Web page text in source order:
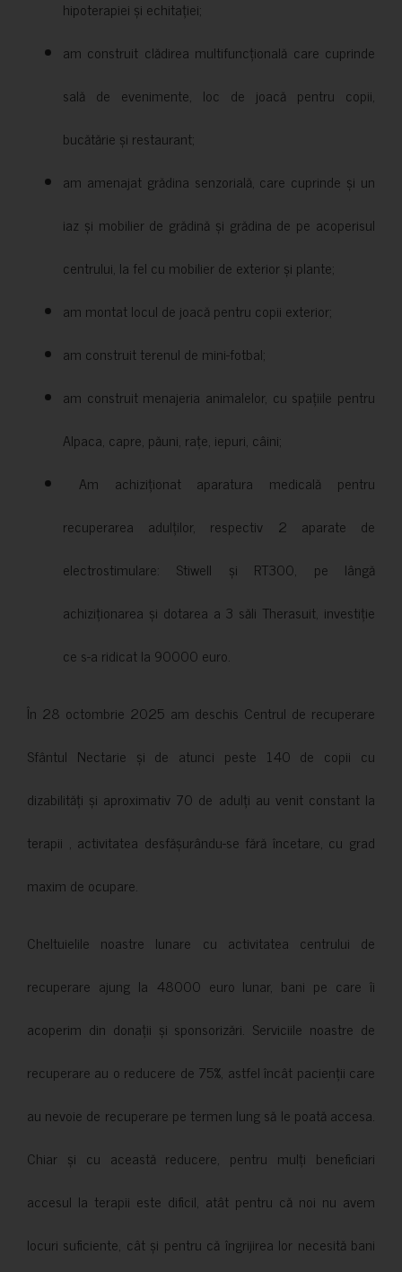
hipoterapiei și echitației;
am construit clădirea multifuncțională care cuprinde
sală de evenimente, loc de joacă pentru copii,
bucătărie și restaurant;
am amenajat grădina senzorială, care cuprinde și un
iaz și mobilier de grădină și grădina de pe acoperisul
centrului, la fel cu mobilier de exterior și plante;
am montat locul de joacă pentru copii exterior;
am construit terenul de mini-fotbal;
am construit menajeria animalelor, cu spațiile pentru
Alpaca, capre, păuni, rațe, iepuri, câini;
Am achiziționat aparatura medicală pentru
recuperarea adulților, respectiv 2 aparate de
electrostimulare: Stiwell și RT300, pe lângă
achiziționarea și dotarea a 3 săli Therasuit, investiție
ce s-a ridicat la 90000 euro.
În 28 octombrie 2025 am deschis Centrul de recuperare
Sfântul Nectarie și de atunci peste 140 de copii cu
dizabilități și aproximativ 70 de adulți au venit constant la
terapii , activitatea desfășurându-se fără încetare, cu grad
maxim de ocupare.
Cheltuielile noastre lunare cu activitatea centrului de
recuperare ajung la 48000 euro lunar, bani pe care îi
acoperim din donații și sponsorizări. Serviciile noastre de
recuperare au o reducere de 75%, astfel încât pacienții care
au nevoie de recuperare pe termen lung să le poată accesa.
Chiar și cu această reducere, pentru mulți beneficiari
accesul la terapii este dificil, atât pentru că noi nu avem
locuri suficiente, cât și pentru că îngrijirea lor necesită bani